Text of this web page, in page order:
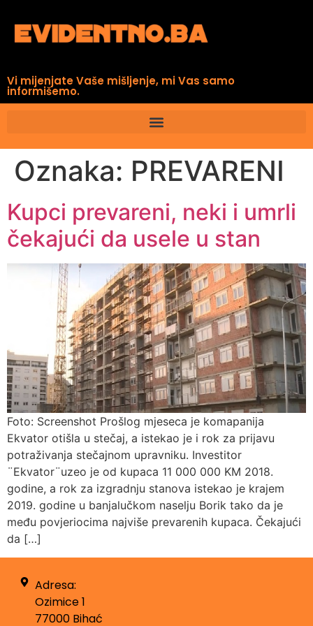
Vi mijenjate Vaše mišljenje, mi Vas samo
informišemo.
Oznaka: PREVARENI
Kupci prevareni, neki i umrli
čekajući da usele u stan
Foto: Screenshot Prošlog mjeseca je komapanija
Ekvator otišla u stečaj, a istekao je i rok za prijavu
potraživanja stečajnom upravniku. Investitor
¨Ekvator¨uzeo je od kupaca 11 000 000 KM 2018.
godine, a rok za izgradnju stanova istekao je krajem
2019. godine u banjalučkom naselju Borik tako da je
među povjeriocima najviše prevarenih kupaca. Čekajući
da […]
Adresa:
Ozimice 1
77000 Bihać